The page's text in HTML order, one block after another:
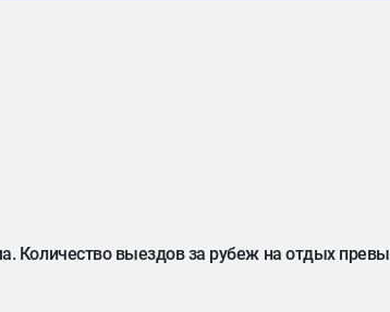
Количество выездов за рубеж на отдых